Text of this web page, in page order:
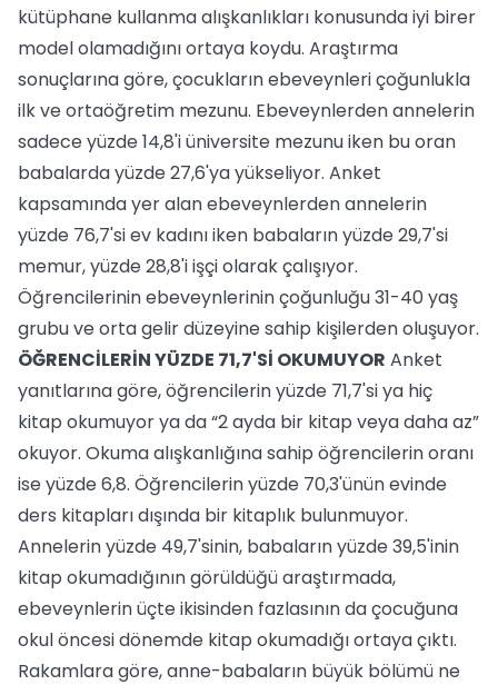
kütüphane kullanma alışkanlıkları konusunda iyi birer
model olamadığını ortaya koydu. Araştırma
sonuçlarına göre, çocukların ebeveynleri çoğunlukla
ilk ve ortaöğretim mezunu. Ebeveynlerden annelerin
sadece yüzde 14,8'i üniversite mezunu iken bu oran
babalarda yüzde 27,6'ya yükseliyor. Anket
kapsamında yer alan ebeveynlerden annelerin
yüzde 76,7'si ev kadını iken babaların yüzde 29,7'si
memur, yüzde 28,8'i işçi olarak çalışıyor.
Öğrencilerinin ebeveynlerinin çoğunluğu 31-40 yaş
grubu ve orta gelir düzeyine sahip kişilerden oluşuyor.
ÖĞRENCİLERİN YÜZDE 71,7'Sİ OKUMUYOR Anket
yanıtlarına göre, öğrencilerin yüzde 71,7'si ya hiç
kitap okumuyor ya da “2 ayda bir kitap veya daha az”
okuyor. Okuma alışkanlığına sahip öğrencilerin oranı
ise yüzde 6,8. Öğrencilerin yüzde 70,3'ünün evinde
ders kitapları dışında bir kitaplık bulunmuyor.
Annelerin yüzde 49,7'sinin, babaların yüzde 39,5'inin
kitap okumadığının görüldüğü araştırmada,
ebeveynlerin üçte ikisinden fazlasının da çocuğuna
okul öncesi dönemde kitap okumadığı ortaya çıktı.
Rakamlara göre, anne-babaların büyük bölümü ne